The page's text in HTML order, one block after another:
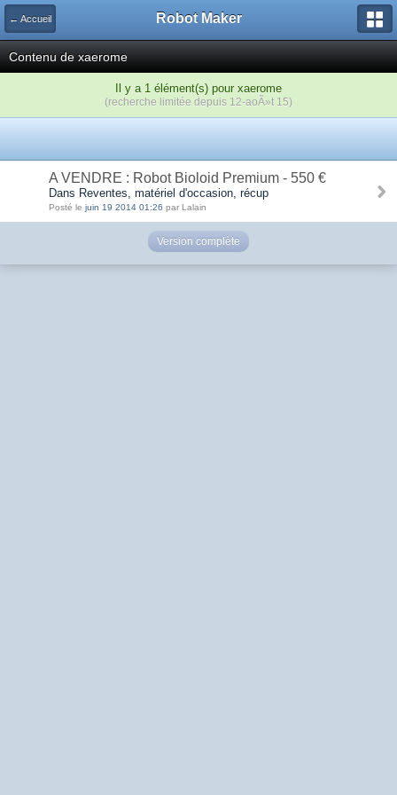
← Accueil Robot Maker
Contenu de xaerome
Il y a 1 élément(s) pour xaerome
(recherche limitée depuis 12-aoÃ»t 15)
A VENDRE : Robot Bioloid Premium - 550 €
Dans Reventes, matériel d'occasion, récup
Posté le juin 19 2014 01:26 par Lalain
Version complète